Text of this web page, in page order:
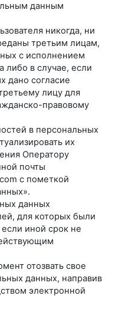
данным
никогда, ни
третьим лицам,
с исполнением
либо в случае, если
дано согласие
лицу для
правовому
в персональных
их
Оператору
почты
с пометкой
данных
для которых были
иной срок не
отозвать свое
данных, направив
электронной